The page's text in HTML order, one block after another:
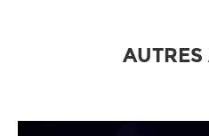
AUTRES